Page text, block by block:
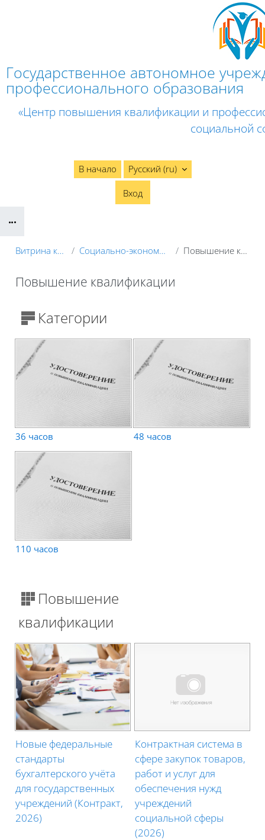
Государственное автономное
профессионального образования
«Центр повышения квалификации и
социальной
В начало Русский ‎(ru)‎
Вход
Витрина курсов 3KL Социально-экономический профиль Повышение квалификации
Повышение квалификации
Категории
36 часов 48 часов
110 часов
Повышение
квалификации
Новые федеральные
стандарты
бухгалтерского учёта
для государственных
учреждений (Контракт,
2026)
Контрактная система в
сфере закупок товаров,
работ и услуг для
обеспечения нужд
учреждений
социальной сферы
(2026)